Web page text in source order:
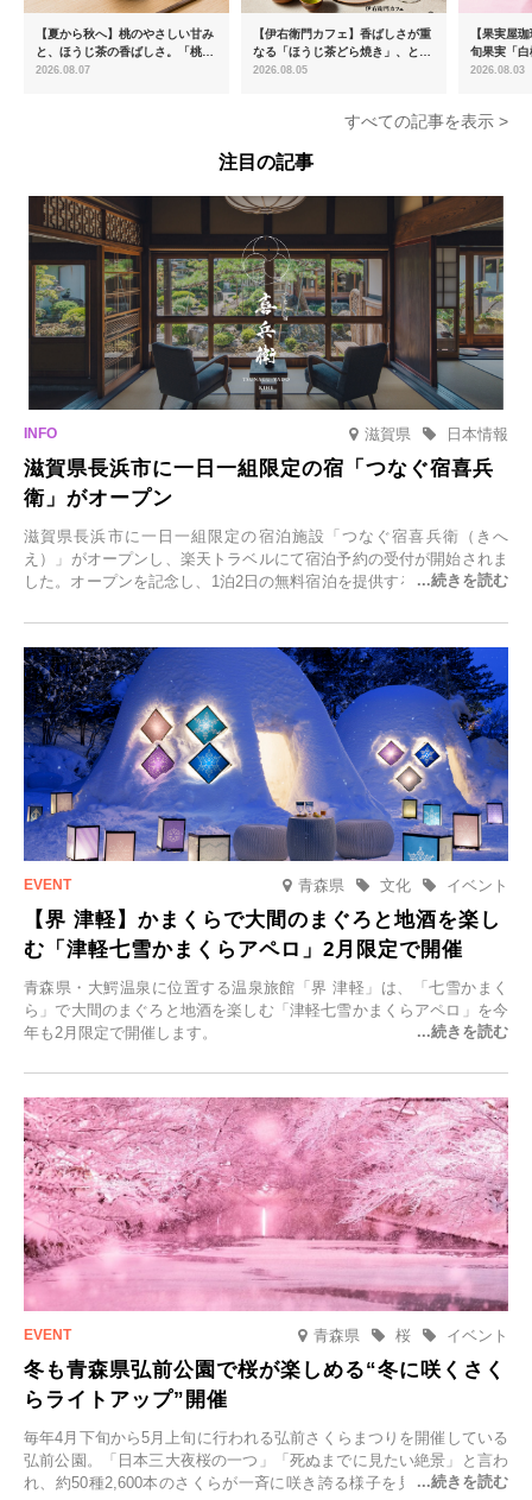
【夏から秋へ】桃のやさしい甘み
と、ほうじ茶の香ばしさ。「桃と
ほうじ茶のあんみつ」を8月中旬
2026.08.07
【伊右衛門カフェ】香ばしさが重
なる「ほうじ茶どら焼き」、とろ
ける「宇治抹茶ティラミス」が新
2026.08.05
【果実屋
旬果実「
限定販売
2026.08.03
すべての記事を表示 >
注目の記事
滋賀県 日本情報
滋賀県長浜市に一日一組限定の宿「つなぐ宿喜兵
衛」がオープン
滋賀県長浜市に一日一組限定の宿泊施設「つなぐ宿喜兵衛（きへ
え）」がオープンし、楽天トラベルにて宿泊予約の受付が開始されま
した。オープンを記念し、1泊2日の無料宿泊を提供するキャンペーン
一組限定の宿だからこそ叶う、大切な人との特別な時間を体験いただ
けます。
青森県 イベント
文化
【界 津軽】かまくらで大間のまぐろと地酒を楽し
む「津軽七雪かまくらアペロ」2月限定で開催
青森県・大鰐温泉に位置する温泉旅館「界 津軽」は、「七雪かまく
ら」で大間のまぐろと地酒を楽しむ「津軽七雪かまくらアペロ」を今
年も2月限定で開催します。
青森県 イベント
桜
冬も青森県弘前公園で桜が楽しめる“冬に咲くさく
らライトアップ”開催
毎年4月下旬から5月上旬に行われる弘前さくらまつりを開催している
弘前公園。「日本三大夜桜の一つ」「死ぬまでに見たい絶景」と言わ
れ、約50種2,600本のさくらが一斉に咲き誇る様子を見に、世界中か